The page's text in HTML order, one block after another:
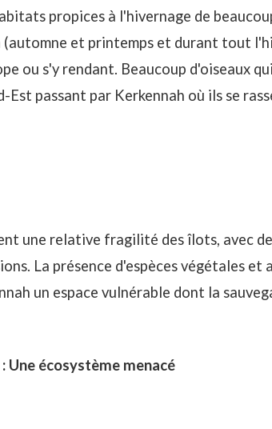
propices à l'hivernage de
(automne et printemps et durant tout
ou s'y rendant. Beaucoup d'oiseaux
passant par Kerkennah où ils se
une relative fragilité des îlots, avec
La présence d'espèces végétales et
un espace vulnérable dont la
Une écosystème menacé